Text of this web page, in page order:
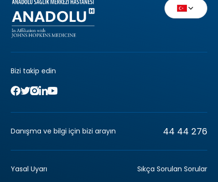
Bizi takip edin
Danışma ve bilgi için bizi arayın 44 44 276
Yasal Uyarı Sıkça Sorulan Sorular